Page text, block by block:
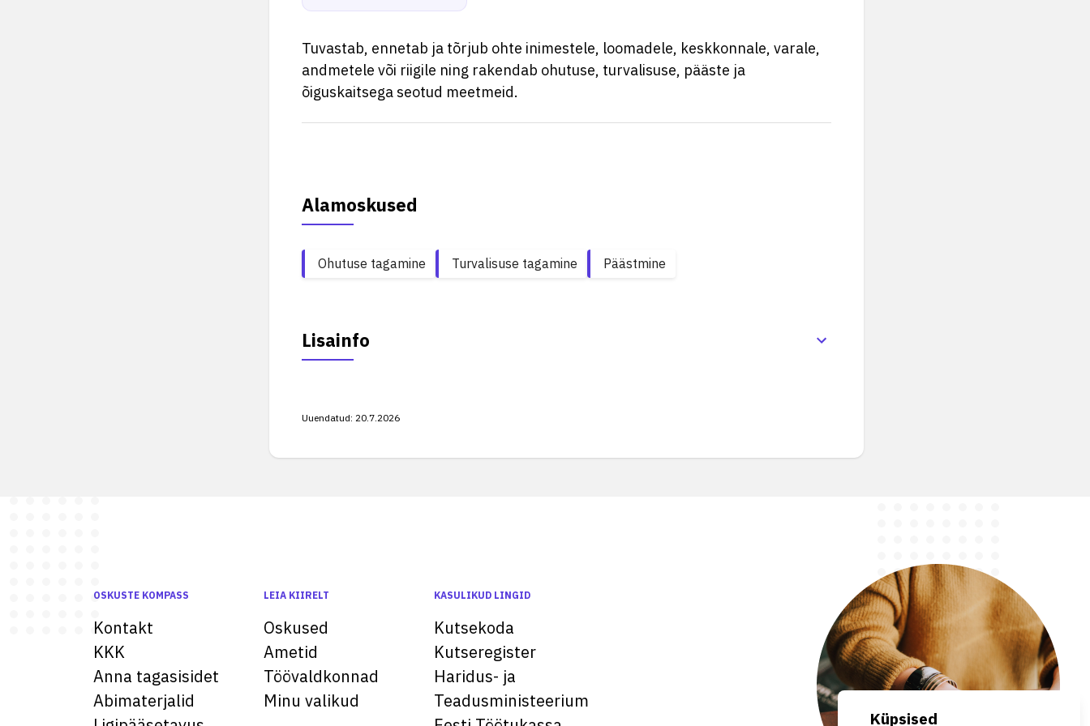
Tuvastab, ennetab ja tõrjub ohte inimestele, loomadele, keskkonnale, varale,
andmetele või riigile ning rakendab ohutuse, turvalisuse, pääste ja
õiguskaitsega seotud meetmeid.
Alamoskused
Ohutuse tagamine Turvalisuse tagamine Päästmine
Lisainfo
Uuendatud: 20.7.2026
OSKUSTE KOMPASS
Kontakt
KKK
Anna tagasisidet
Abimaterjalid
LEIA KIIRELT
Oskused
Ametid
Töövaldkonnad
Minu valikud
KASULIKUD LINGID
Kutsekoda
Kutseregister
Haridus- ja
Teadusministeerium
Küpsised